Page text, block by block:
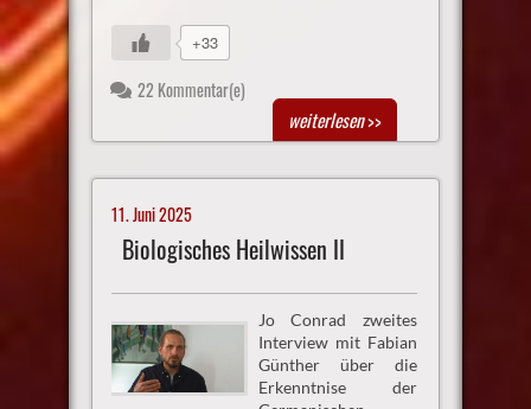
+33
22 Kommentar(e)
weiterlesen>>
11. Juni 2025
Biologisches Heilwissen II
Jo Conrad zweites
Interview mit Fabian
Günther über die
Erkenntnise der